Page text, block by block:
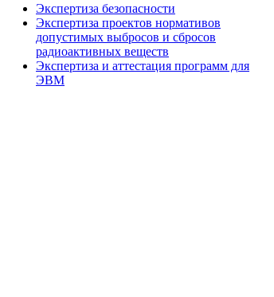
Экспертиза безопасности
Экспертиза проектов нормативов
допустимых выбросов и сбросов
радиоактивных веществ
Экспертиза и аттестация программ для
ЭВМ